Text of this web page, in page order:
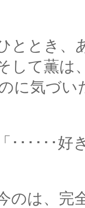
たた
剣心の
に気づい
き
に「わ